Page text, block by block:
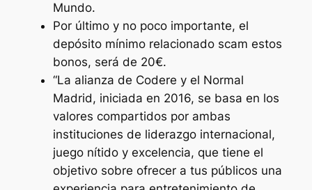
Mundo.
Por último y no poco importante, el
depósito mínimo relacionado scam estos
bonos, será de 20€.
“La alianza de Codere y el Normal
Madrid, iniciada en 2016, se basa en los
valores compartidos por ambas
instituciones de liderazgo internacional,
juego nítido y excelencia, que tiene el
objetivo sobre ofrecer a tus públicos una